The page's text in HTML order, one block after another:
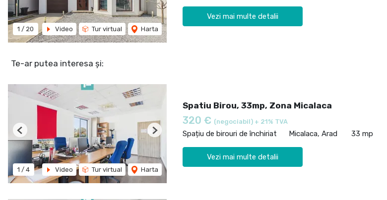
1 / 20 Video Tur virtual Harta
Vezi mai multe detalii
Te-ar putea interesa și:
1 / 4 Video Tur virtual Harta
Previous Next
Spatiu Birou, 33mp, Zona Micalaca
320 € (negociabil) + 21% TVA
Spațiu de birouri de închiriat Micalaca, Arad 33 mp
Vezi mai multe detalii